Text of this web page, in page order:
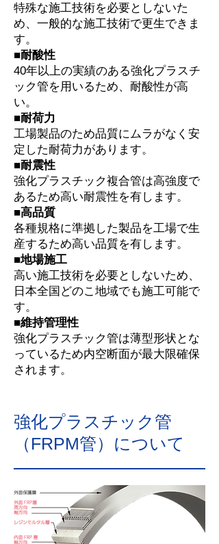
特殊な施工技術を必要としないた
め、一般的な施工技術で更生できま
す。
■耐酸性
40年以上の実績のある強化プラスチ
ック管を用いるため、耐酸性が高
い。
■耐荷力
工場製品のため品質にムラがなく安
定した耐荷力があります。
■耐震性
強化プラスチック複合管は高強度で
あるため高い耐震性を有します。
■高品質
各種規格に準拠した製品を工場で生
産するため高い品質を有します。
■地場施工
高い施工技術を必要としないため、
日本全国どのこ地域でも施工可能で
す。
■維持管理性
強化プラスチック管は薄型形状とな
っているため内空断面が最大限確保
されます。
強化プラスチック管
（FRPM管）について